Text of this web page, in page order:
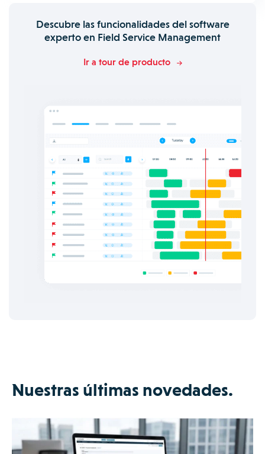
Descubre las funcionalidades del software
experto en Field Service Management
Ir a tour de producto
Nuestras últimas novedades.